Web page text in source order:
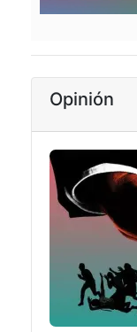
Opinión